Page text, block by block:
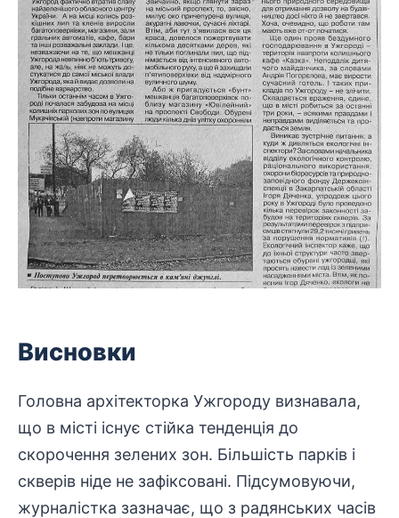
Висновки
Головна архітекторка Ужгороду визнавала,
що в місті існує стійка тенденція до
скорочення зелених зон. Більшість парків і
скверів ніде не зафіксовані. Підсумовуючи,
журналістка зазначає, що з радянських часів